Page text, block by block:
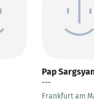
Pap
---
Frankfurt am